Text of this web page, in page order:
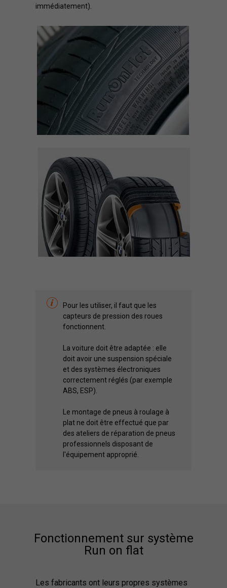
immédiatement).
Pour les utiliser, il faut que les
capteurs de pression des roues
fonctionnent.
La voiture doit être adaptée : elle
doit avoir une suspension spéciale
et des systèmes électroniques
correctement réglés (par exemple
ABS, ESP).
Le montage de pneus à roulage à
plat ne doit être effectué que par
des ateliers de réparation de pneus
professionnels disposant de
l'équipement approprié.
Fonctionnement sur système
Run on flat
Les fabricants ont leurs propres systèmes